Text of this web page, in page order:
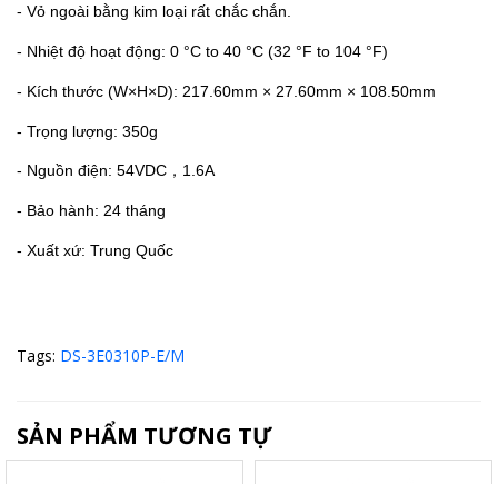
- Vỏ ngoài bằng kim loại rất chắc chắn.
- Nhiệt độ hoạt động: 0 °C to 40 °C (32 °F to 104 °F)
- Kích thước (W×H×D): 217.60mm × 27.60mm × 108.50mm
- Trọng lượng: 350g
- Nguồn điện: 54VDC ， 1.6A
- Bảo hành: 24 tháng
- Xuất xứ: Trung Quốc
Tags: DS-3E0310P-E/M
SẢN PHẨM TƯƠNG TỰ